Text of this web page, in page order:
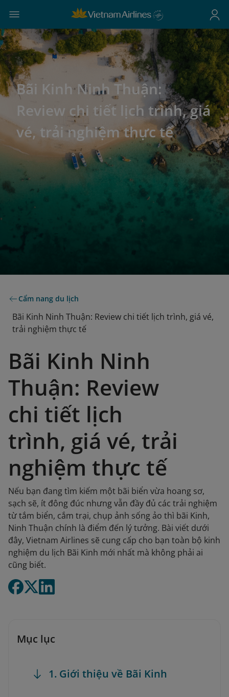
Bãi Kinh Ninh Thuận:
Review chi tiết lịch trình, giá
vé, trải nghiệm thực tế
Cẩm nang du lịch
Bãi Kinh Ninh Thuận: Review chi tiết lịch trình, giá vé,
trải nghiệm thực tế
Bãi Kinh Ninh
Thuận: Review
chi tiết lịch
trình, giá vé, trải
nghiệm thực tế
Nếu bạn đang tìm kiếm một bãi biển vừa hoang sơ,
sạch sẽ, ít đông đúc nhưng vẫn đầy đủ các trải nghiệm
từ tắm biển, cắm trại, chụp ảnh sống ảo thì bãi Kinh,
Ninh Thuận chính là điểm đến lý tưởng. Bài viết dưới
đây, Vietnam Airlines sẽ cung cấp cho bạn toàn bộ kinh
nghiệm du lịch Bãi Kinh mới nhất mà không phải ai
cũng biết.
Mục lục
1. Giới thiệu về Bãi Kinh